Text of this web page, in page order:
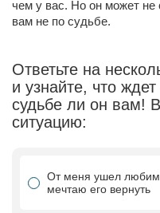
чем у вас. Но он может не
вам не по судьбе.
Ответьте на
и узнайте, что
судьбе ли он вам!
ситуацию:
От меня ушел
мечтаю его вернуть